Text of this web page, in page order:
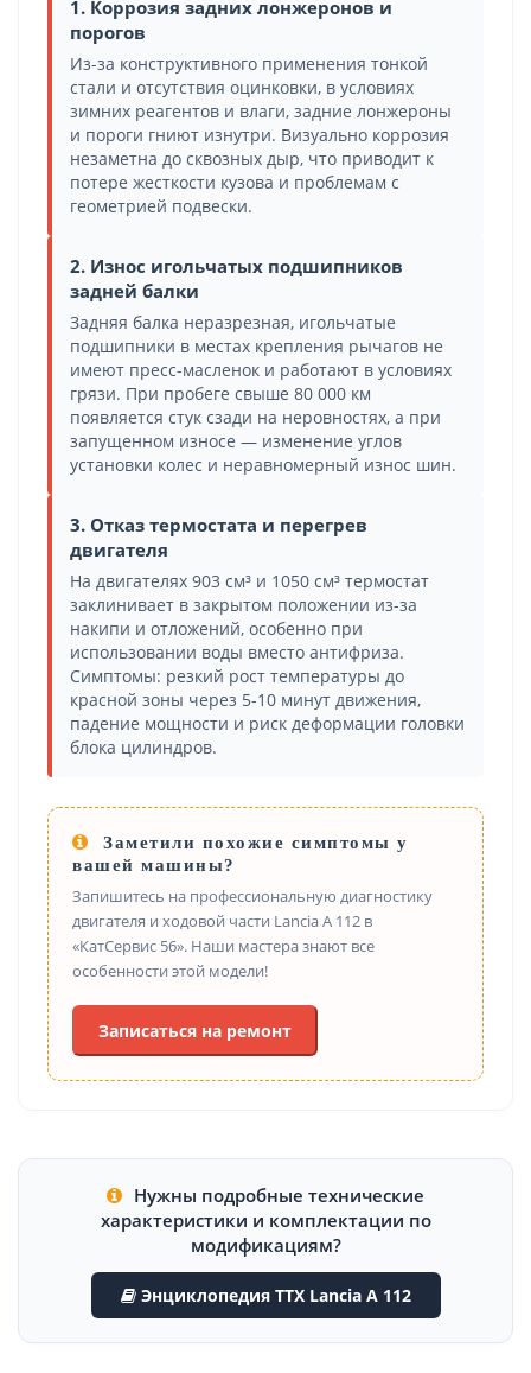
1. Коррозия задних лонжеронов и
порогов
Из-за конструктивного применения тонкой
стали и отсутствия оцинковки, в условиях
зимних реагентов и влаги, задние лонжероны
и пороги гниют изнутри. Визуально коррозия
незаметна до сквозных дыр, что приводит к
потере жесткости кузова и проблемам с
геометрией подвески.
2. Износ игольчатых подшипников
задней балки
Задняя балка неразрезная, игольчатые
подшипники в местах крепления рычагов не
имеют пресс-масленок и работают в условиях
грязи. При пробеге свыше 80 000 км
появляется стук сзади на неровностях, а при
запущенном износе — изменение углов
установки колес и неравномерный износ шин.
3. Отказ термостата и перегрев
двигателя
На двигателях 903 см³ и 1050 см³ термостат
заклинивает в закрытом положении из-за
накипи и отложений, особенно при
использовании воды вместо антифриза.
Симптомы: резкий рост температуры до
красной зоны через 5-10 минут движения,
падение мощности и риск деформации головки
блока цилиндров.
Заметили похожие симптомы у
вашей машины?
Запишитесь на профессиональную диагностику
двигателя и ходовой части Lancia A 112 в
«КатСервис 56». Наши мастера знают все
особенности этой модели!
Записаться на ремонт
Нужны подробные технические
характеристики и комплектации по
модификациям?
Энциклопедия ТТХ Lancia A 112